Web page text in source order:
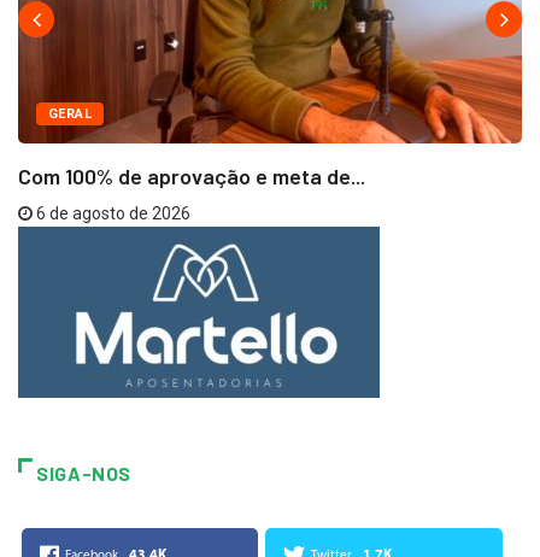
GERAL
Com 100% de aprovação e meta de...
6 de agosto de 2026
SIGA-NOS